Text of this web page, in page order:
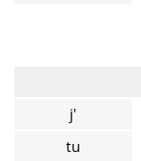
j'
tu